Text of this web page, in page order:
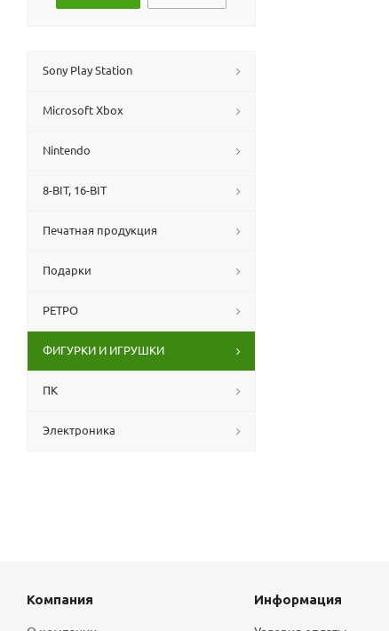
Sony Play Station
Microsoft Xbox
Nintendo
8-BIT, 16-BIT
Печатная продукция
Подарки
РЕТРО
ФИГУРКИ И ИГРУШКИ
ПК
Электроника
Компания Информация